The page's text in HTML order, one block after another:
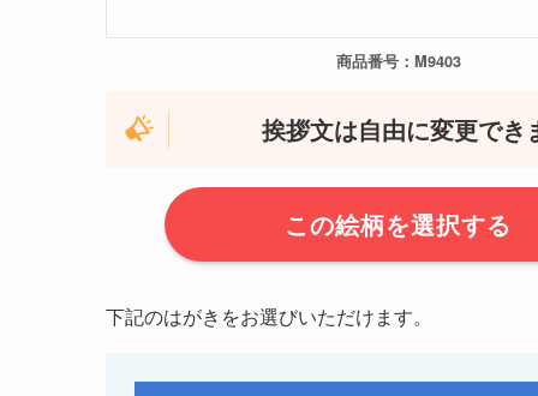
商品番号：M9403
挨拶文は自由に変更でき
この絵柄を選択する
下記のはがきをお選びいただけます。